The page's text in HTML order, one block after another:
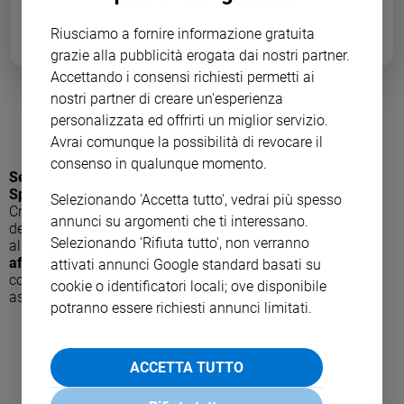
Volontariato
Aziende
Caso
della
settimana
Migranti
Diversità
e
inclusione
Cultura
spettacoli
AstroSamantha diventa mamma
Selezionata nel 2009 nel corpo astronauti dell'Agenzia
Spaziale Europea (Esa) e pilota dell'Aeronautica Militare
Cristoforetti è stata protagonista della missione Futura
dell'Agenzia Spaziale Italiana (Asi) dal 23 novembre 2014
all'11 giugno 2015:la più lunga missione spaziale mai
affrontata da una donna (200 giorni). Da gennaio ha
cominciato a lavorare nel centro di addestramento degli
astronauti dell'Esa in Germania, a Colonia.
Riusciamo a fornire informazione gratuita
grazie alla pubblicità erogata dai nostri partner.
Accettando i consensi richiesti permetti ai
nostri partner di creare un'esperienza
personalizzata ed offrirti un miglior servizio.
Avrai comunque la possibilità di revocare il
consenso in qualunque momento.
Selezionando 'Accetta tutto', vedrai più spesso
annunci su argomenti che ti interessano.
Selezionando 'Rifiuta tutto', non verranno
attivati annunci Google standard basati su
cookie o identificatori locali; ove disponibile
potranno essere richiesti annunci limitati.
ACCETTA TUTTO